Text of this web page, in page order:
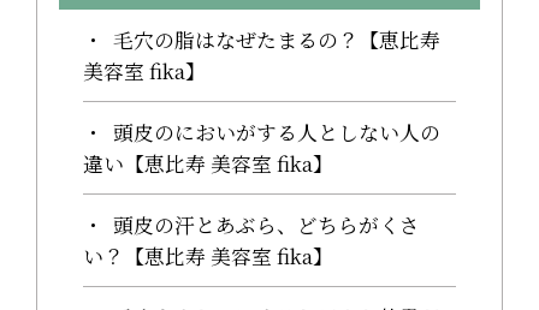
毛穴の脂はなぜたまるの？【恵比寿
美容室 fika】
頭皮のにおいがする人としない人の
違い【恵比寿 美容室 fika】
頭皮の汗とあぶら、どちらがくさ
い？【恵比寿 美容室 fika】